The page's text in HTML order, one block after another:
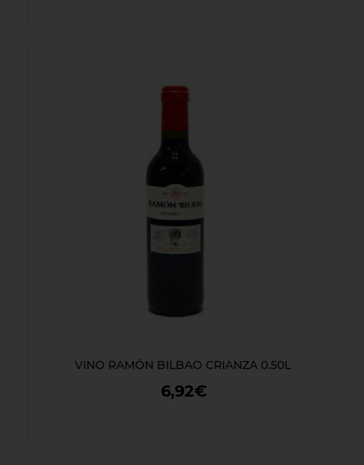
VINO RAMÓN BILBAO CRIANZA 0.50L
6,92€